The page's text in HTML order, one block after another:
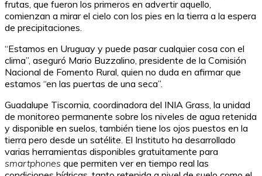
frutas, que fueron los primeros en advertir aquello,
comienzan a mirar el cielo con los pies en la tierra a la espera
de precipitaciones.
“Estamos en Uruguay y puede pasar cualquier cosa con el
clima”, aseguró Mario Buzzalino, presidente de la Comisión
Nacional de Fomento Rural, quien no duda en afirmar que
estamos “en las puertas de una seca”.
Guadalupe Tiscornia, coordinadora del INIA Grass, la unidad
de monitoreo permanente sobre los niveles de agua retenida
y disponible en suelos, también tiene los ojos puestos en la
tierra pero desde un satélite. El Instituto ha desarrollado
varias herramientas disponibles gratuitamente para
smartphones que permiten ver en tiempo real las